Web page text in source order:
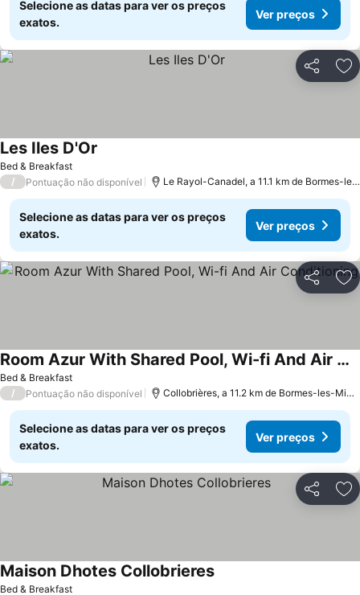
Selecione as datas para ver os preços
exatos.
Ver preços
Partilhar
Bed & Breakfast
Les Iles D'Or
/ Pontuação não disponível Le Rayol-Canadel, a 11.1 km de Bormes-les-Mimosas
Selecione as datas para ver os preços
exatos.
Ver preços
Partilhar
Bed & Breakfast
Room Azur With Shared Pool, Wi-fi And Air Conditioning
/ Pontuação não disponível Collobrières, a 11.2 km de Bormes-les-Mimosas
Selecione as datas para ver os preços
exatos.
Ver preços
Partilhar
Bed & Breakfast
Maison Dhotes Collobrieres